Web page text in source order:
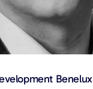
Benelux